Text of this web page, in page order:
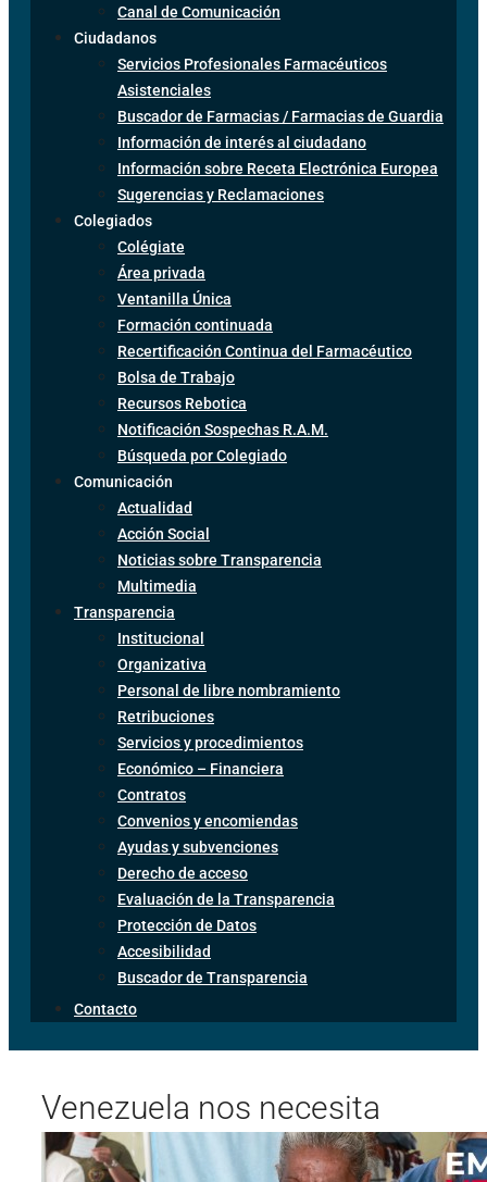
Canal de Comunicación
Ciudadanos
Servicios Profesionales Farmacéuticos
Asistenciales
Buscador de Farmacias / Farmacias de Guardia
Información de interés al ciudadano
Información sobre Receta Electrónica Europea
Sugerencias y Reclamaciones
Colegiados
Colégiate
Área privada
Ventanilla Única
Formación continuada
Recertificación Continua del Farmacéutico
Bolsa de Trabajo
Recursos Rebotica
Notificación Sospechas R.A.M.
Búsqueda por Colegiado
Comunicación
Actualidad
Acción Social
Noticias sobre Transparencia
Multimedia
Transparencia
Institucional
Organizativa
Personal de libre nombramiento
Retribuciones
Servicios y procedimientos
Económico – Financiera
Contratos
Convenios y encomiendas
Ayudas y subvenciones
Derecho de acceso
Evaluación de la Transparencia
Protección de Datos
Accesibilidad
Buscador de Transparencia
Contacto
Venezuela nos necesita